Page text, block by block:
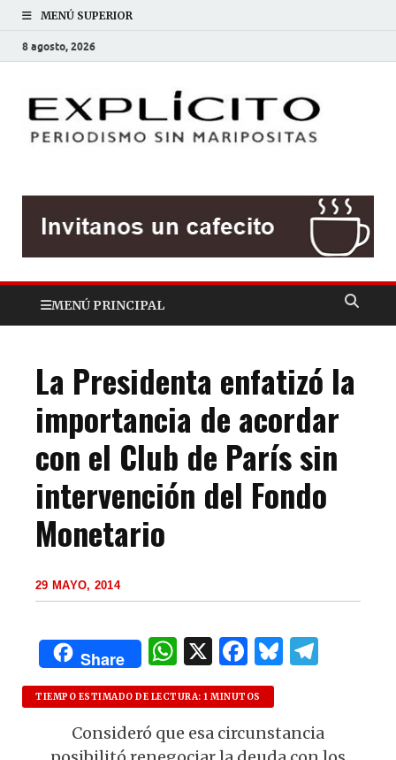
MENÚ SUPERIOR
8 agosto, 2026
MENÚ PRINCIPAL
La Presidenta enfatizó la
importancia de acordar
con el Club de París sin
intervención del Fondo
Monetario
29 MAYO, 2014
Share
W
h
at
s
X F
a
c
e
B
k g
TIEMPO ESTIMADO DE LECTURA: 1 MINUTOS
Consideró que esa circunstancia